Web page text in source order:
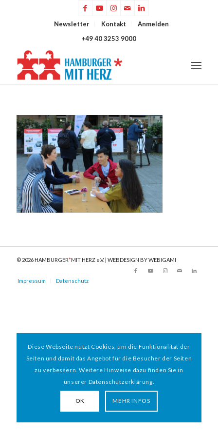
Newsletter Kontakt
Anmelden
+49 40 3253 9000
© 2026 HAMBURGER*MIT HERZ e.V. | WEBDESIGN BY WEBIGAMI
Impressum Datenschutz
Diese Webseite nutzt Cookies, um die Funktionalität der
Seiten und damit das Angebot für die Besucher der Seiten
zu verbessern. Weitere Hinweise dazu finden Sie in
unserer Datenschutzerklärung.
OK MEHR INFOS